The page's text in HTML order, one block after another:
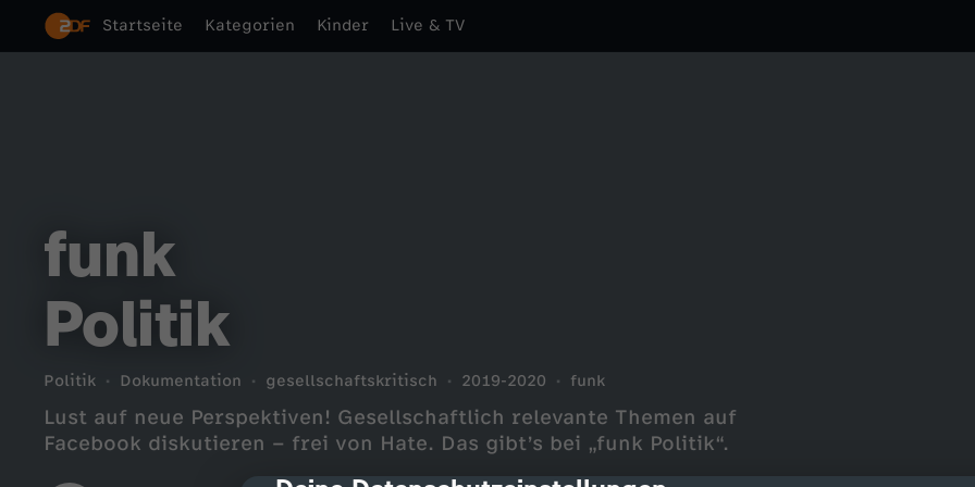
Startseite Kategorien Kinder Live & TV
funk
Politik
Politik Dokumentation gesellschaftskritisch 2019-2020 funk
Lust auf neue Perspektiven! Gesellschaftlich relevante Themen auf
Facebook diskutieren – frei von Hate. Das gibt’s bei „funk Politik“.